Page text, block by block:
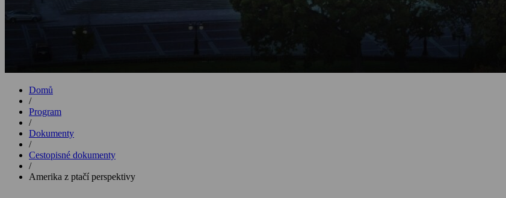
Domů
/
Program
/
Dokumenty
/
Cestopisné dokumenty
/
Amerika z ptačí perspektivy